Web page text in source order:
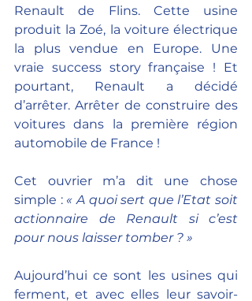
Renault de Flins. Cette usine
produit la Zoé, la voiture électrique
la plus vendue en Europe. Une
vraie success story française ! Et
pourtant, Renault a décidé
d’arrêter. Arrêter de construire des
voitures dans la première région
automobile de France !
Cet ouvrier m’a dit une chose
simple : « A quoi sert que l’Etat soit
actionnaire de Renault si c’est
pour nous laisser tomber ? »
Aujourd’hui ce sont les usines qui
ferment, et avec elles leur savoir-